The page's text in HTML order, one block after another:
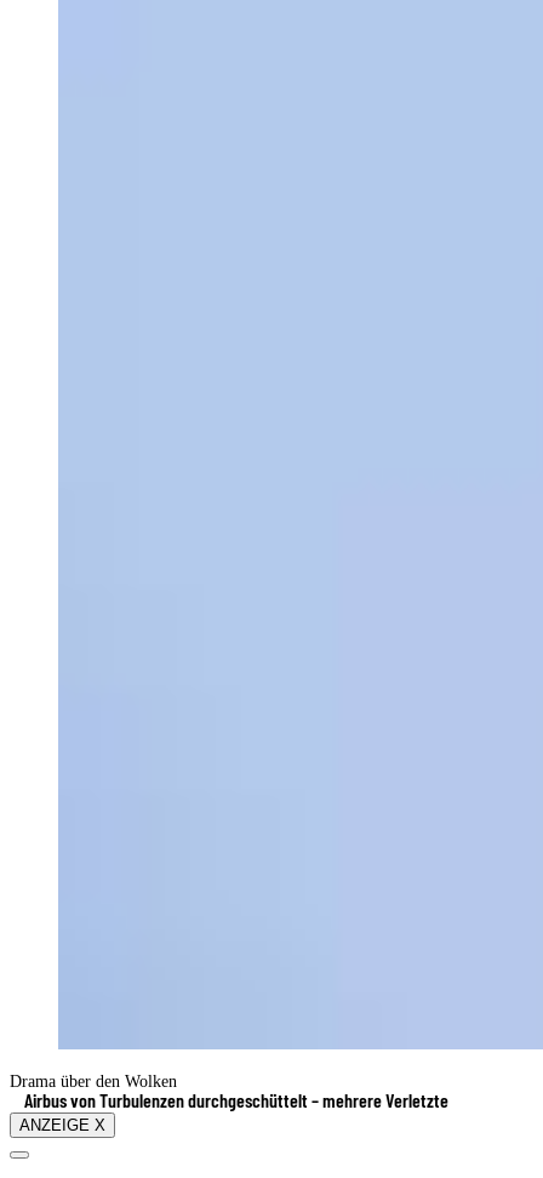
Drama über den Wolken
Airbus von Turbulenzen durchgeschüttelt – mehrere Verletzte
ANZEIGE X